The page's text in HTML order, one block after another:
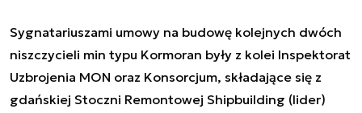
Sygnatariuszami umowy na budowę kolejnych dwóch
niszczycieli min typu Kormoran były z kolei Inspektorat
Uzbrojenia MON oraz Konsorcjum, składające się z
gdańskiej Stoczni Remontowej Shipbuilding (lider)